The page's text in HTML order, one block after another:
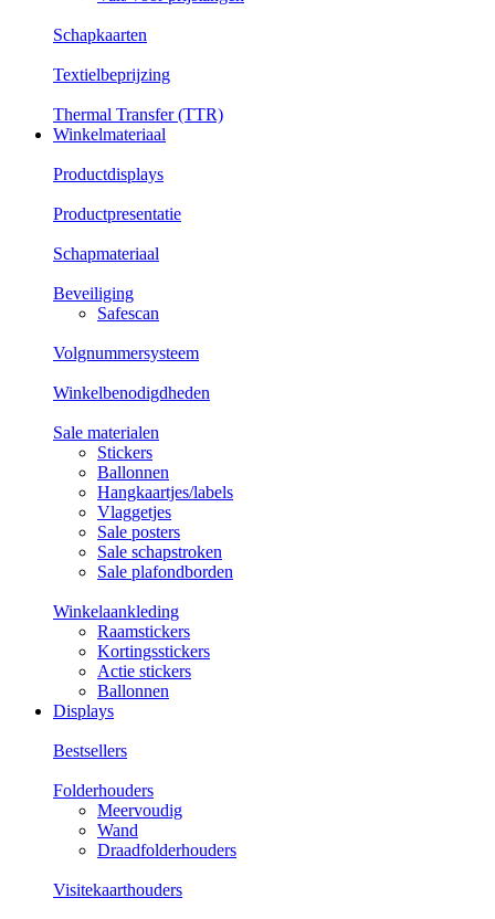
Schapkaarten
Textielbeprijzing
Thermal Transfer (TTR)
Winkelmateriaal
Productdisplays
Productpresentatie
Schapmateriaal
Beveiliging
Safescan
Volgnummersysteem
Winkelbenodigdheden
Sale materialen
Stickers
Ballonnen
Hangkaartjes/labels
Vlaggetjes
Sale posters
Sale schapstroken
Sale plafondborden
Winkelaankleding
Raamstickers
Kortingsstickers
Actie stickers
Ballonnen
Displays
Bestsellers
Folderhouders
Meervoudig
Wand
Draadfolderhouders
Visitekaarthouders